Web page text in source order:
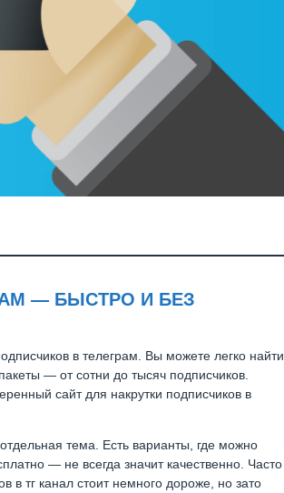
— БЫСТРО И БЕЗ
в телеграм. Вы можете легко найти
— от сотни до тысяч подписчиков.
сайт для накрутки подписчиков в
тема. Есть варианты, где можно
— не всегда значит качественно. Часто
в тг канал стоит немного дороже, но зато